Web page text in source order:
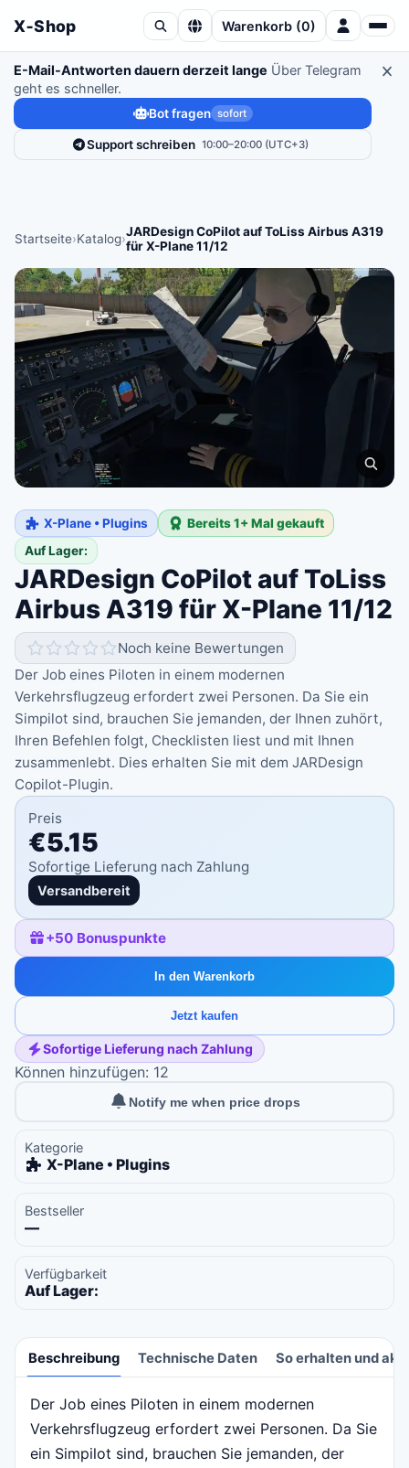
X‑Shop Warenkorb (0)
E-Mail-Antworten dauern derzeit lange Über Telegram
geht es schneller.
Bot fragen sofort
Support schreiben 10:00–20:00 (UTC+3)
Startseite›Katalog›JARDesign CoPilot auf ToLiss Airbus A319
für X-Plane 11/12
X-Plane • Plugins
Bereits 1+ Mal gekauft
Auf Lager:
JARDesign CoPilot auf ToLiss
Airbus A319 für X-Plane 11/12
Noch keine Bewertungen
Der Job eines Piloten in einem modernen
Verkehrsflugzeug erfordert zwei Personen. Da Sie ein
Simpilot sind, brauchen Sie jemanden, der Ihnen zuhört,
Ihren Befehlen folgt, Checklisten liest und mit Ihnen
zusammenlebt. Dies erhalten Sie mit dem JARDesign
Copilot-Plugin.
Preis
€5.15
Sofortige Lieferung nach Zahlung
Versandbereit
+50 Bonuspunkte
In den Warenkorb
Jetzt kaufen
Sofortige Lieferung nach Zahlung
Können hinzufügen: 12
Notify me when price drops
Kategorie
X-Plane • Plugins
Bestseller
—
Verfügbarkeit
Auf Lager:
Beschreibung Technische Daten So erhalten und
Beschreibung
Der Job eines Piloten in einem modernen
Verkehrsflugzeug erfordert zwei Personen. Da Sie
ein Simpilot sind, brauchen Sie jemanden, der